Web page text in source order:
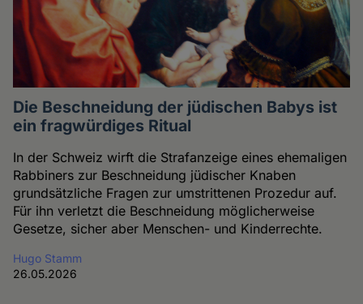
Die Beschneidung der jüdischen Babys ist
ein fragwürdiges Ritual
In der Schweiz wirft die Strafanzeige eines ehemaligen
Rabbiners zur Beschneidung jüdischer Knaben
grundsätzliche Fragen zur umstrittenen Prozedur auf.
Für ihn verletzt die Beschneidung möglicherweise
Gesetze, sicher aber Menschen- und Kinderrechte.
Hugo Stamm
26.05.2026